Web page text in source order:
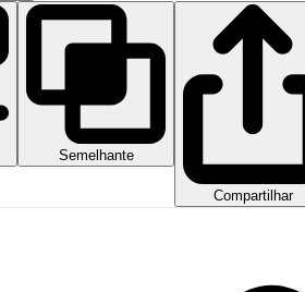
Semelhante
Compartilhar